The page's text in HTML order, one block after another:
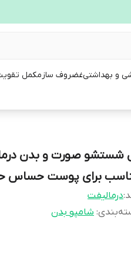
و بهداشتیغضروف سازمکمل
شستشو صورت و بدن
برای پوست حساس حجم 200 میلی
درمالیفت
: شامپو بدن